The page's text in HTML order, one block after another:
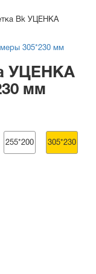
Bk УЦЕНКА
УЦЕНКА
мм
255*200 305*230